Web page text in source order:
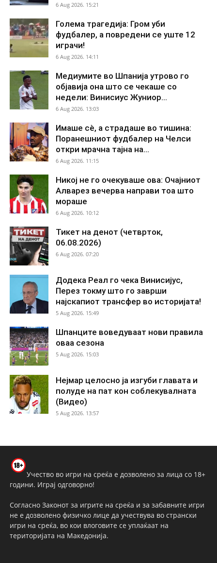
6 Aug 2026. 15:21
Голема трагедија: Гром уби
фудбалер, а повредени се уште 12
играчи!
6 Aug 2026. 14:11
Медиумите во Шпанија утрово го
објавија она што се чекаше со
недели: Винисиус Жуниор...
6 Aug 2026. 13:03
Имаше сè, а страдаше во тишина:
Поранешниот фудбалер на Челси
откри мрачна тајна на...
6 Aug 2026. 11:15
Никој не го очекуваше ова: Очајниот
Алварез вечерва направи тоа што
мораше
6 Aug 2026. 10:12
Тикет на денот (четврток,
06.08.2026)
6 Aug 2026. 07:20
Додека Реал го чека Винисијус,
Перез токму што го заврши
најскапиот трансфер во историјата!
5 Aug 2026. 15:49
Шпанците воведуваат нови правила
оваа сезона
5 Aug 2026. 15:03
Нејмар целосно ја изгуби главата и
полуде на пат кон соблекувалната
(Видео)
5 Aug 2026. 13:57
Учество во игри на среќа е дозволено за лица со 18+
години. Играј одговорно!
Согласно Законот за игрите на среќа и за забавните игри
не е дозволено физичко лице да учествува во странски
игри на среќа, во кои влоговите се уплаќаат на
територијата на Македонија.